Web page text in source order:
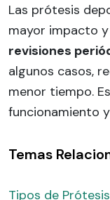
Las prótesis
mayor impacto
revisiones
algunos casos,
menor tiempo.
funcionamiento
Temas
Tipos de